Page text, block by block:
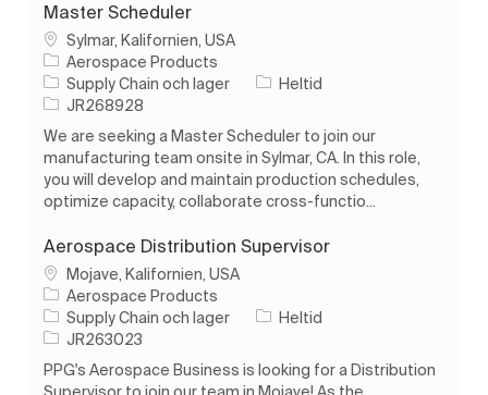
Master Scheduler
PlatsSylmar, Kalifornien, USA
Aerospace Products
Kategori
Supply Chain och lager Typ av jobb
Heltid
Jobb-ID
JR268928
We are seeking a Master Scheduler to join our
manufacturing team onsite in Sylmar, CA. In this role,
you will develop and maintain production schedules,
optimize capacity, collaborate cross-functio...
Aerospace Distribution Supervisor
PlatsMojave, Kalifornien, USA
Aerospace Products
Kategori
Supply Chain och lager Typ av jobb
Heltid
Jobb-ID
JR263023
PPG's Aerospace Business is looking for a Distribution